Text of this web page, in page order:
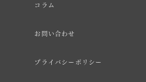
コラム
お問い合わせ
プライバシーポリシー